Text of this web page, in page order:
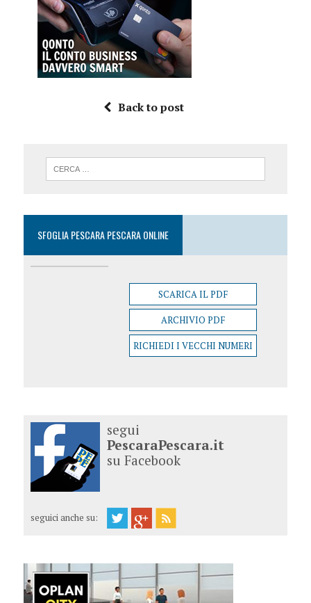
Back to post
SFOGLIA PESCARA PESCARA ONLINE
SCARICA IL PDF
ARCHIVIO PDF
RICHIEDI I VECCHI NUMERI
segui
PescaraPescara.it
su Facebook
seguici anche su: